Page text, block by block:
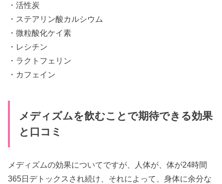
・活性炭
・ステアリン酸カルシウム
・微粒酸化ケイ素
・レシチン
・ラクトフェリン
・カフェイン
メディズムを飲むことで期待できる効果
と口コミ
メディズムの効果についてですが、人体が、体が24時間
365日デトックスされ続け、それによって、身体に余分な